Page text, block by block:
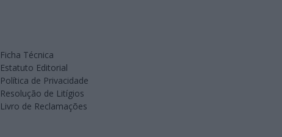
Ficha Técnica
Estatuto Editorial
Política de Privacidade
Resolução de Litígios
Livro de Reclamações